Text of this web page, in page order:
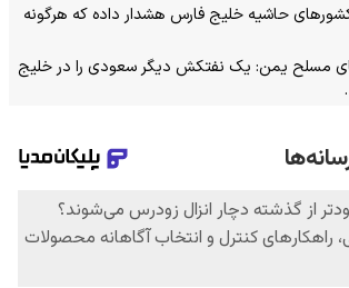
کشورهای حاشیه خلیج فارس هشدار داده که هرگونه
مسلح یمن: یک نفتکش دیگر سعودی را در خلیج